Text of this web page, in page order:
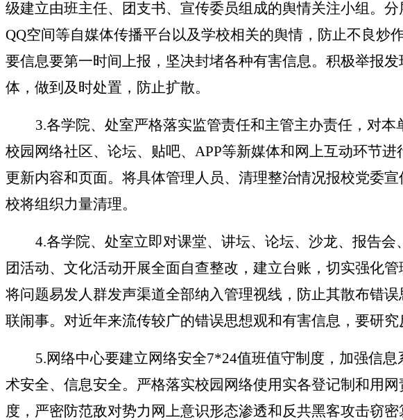
级建立由班主任、团支书、宣传委员组成的舆情关注小组。分
QQ空间等自媒体传播平台以及学校相关的舆情，防止不良炒
要信息要第一时间上报，坚决封堵各种有害信息。积极举报
体，做到及时处置，防止扩散。
3.各学院、处室严格落实监管责任和主管主办责任，对本
校园网络社区、论坛、贴吧、APP等新媒体和网上互动环节
更新内容和页面。将具体管理人员、清理整治情况报校党委
校将组织力量清理。
4.各学院、处室立即对课堂、讲坛、论坛、沙龙、报告
团活动、文化活动开展全面自查整改，建立台账，切实强化
将问题易发人群发声渠道全部纳入管理视线，防止其散布错
联闹事。对近年来流传较广的错误思想观和有害信息，要研究
5.网络中心要建立网络安全7*24值班值守制度，加强信
术安全、信息安全。严格落实校园网络使用实各登记制和用
度，严密防范敌对势力网上意识形态渗透和反共黑客攻击窃密